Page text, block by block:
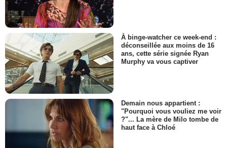
À binge-watcher ce week-end :
déconseillée aux moins de 16
ans, cette série signée Ryan
Murphy va vous captiver
Demain nous appartient :
"Pourquoi vous vouliez me voir
?"... La mère de Milo tombe de
haut face à Chloé